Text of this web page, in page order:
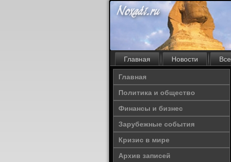
Главная Новости
Главная
Политика и общество
Финансы и бизнес
Зарубежные события
Кризис в мире
Архив записей